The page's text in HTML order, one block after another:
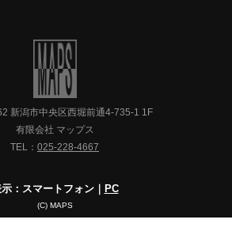
新潟市中央区西堀前通4-735-1 1F
有限会社 マップス
TEL： 025-228-4667
：スマートフォン｜ PC
(C) MAPS